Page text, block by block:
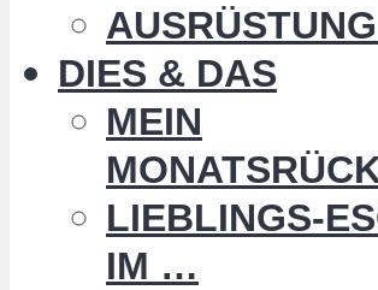
DIES & DAS
MEIN
LIEBLINGS-
IM …